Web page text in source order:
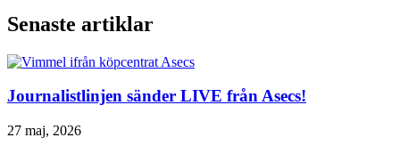
Senaste artiklar
Journalistlinjen sänder LIVE från Asecs!
27 maj, 2026